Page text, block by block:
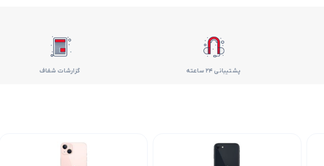
گوشتکوب برقی
پشتیبانی 24 ساعته گزارشات شفاف